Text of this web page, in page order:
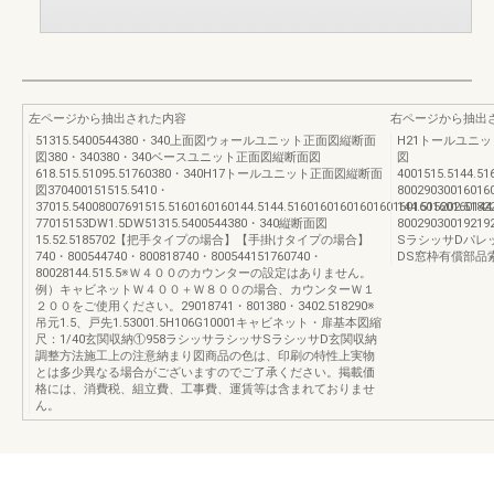
左ページから抽出された内容
51315.5400544380・340上面図ウォールユニット正面図縦断面
図380・340380・340ベースユニット正面図縦断面図
618.515.51095.51760380・340H17トールユニット正面図縦断面
図370400151515.5410・
77015153DW1.5DW51315.5400544380・340縦断面図
15.52.5185702【把手タイプの場合】【手掛けタイプの場合】
740・800544740・800818740・800544151760740・
80028144.515.5※Ｗ４００のカウンターの設定はありません。
例）キャビネットＷ４００＋Ｗ８００の場合、カウンターＷ１
２００をご使用ください。29018741・801380・3402.518290※
吊元1.5、戸先1.53001.5H106G10001キャビネット・扉基本図縮
尺：1/40玄関収納①958ラシッサラシッサSラシッサD玄関収納
調整方法施工上の注意納まり図商品の色は、印刷の特性上実物
とは多少異なる場合がございますのでご了承ください。掲載価
格には、消費税、組立費、工事費、運賃等は含まれておりませ
ん。
右ページから抽出
H21トールユニ
図
SラシッサDパレ
DS窓枠有償部品